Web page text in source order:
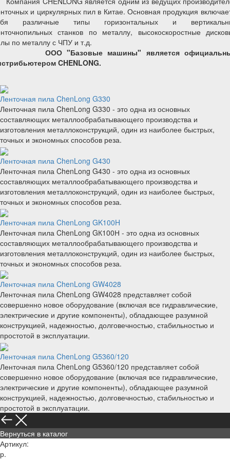
и циркулярных пил в Китае. Основная продукция
различные типы горизонтальных и
станков по металлу, высокоскоростные
по металлу с ЧПУ и т.д.
"Базовые машины" является
CHENLONG.
Ленточная пила ChenLong G330
Ленточная пила ChenLong G330 - это одна из основных
составляющих металлообрабатывающего производства и
изготовления металлоконструкций, один из наиболее быстрых,
точных и экономных способов реза.
Ленточная пила ChenLong G430
Ленточная пила ChenLong G430 - это одна из основных
составляющих металлообрабатывающего производства и
изготовления металлоконструкций, один из наиболее быстрых,
точных и экономных способов реза.
Ленточная пила ChenLong GK100H
Ленточная пила ChenLong GК100Н - это одна из основных
составляющих металлообрабатывающего производства и
изготовления металлоконструкций, один из наиболее быстрых,
точных и экономных способов реза.
Ленточная пила ChenLong GW4028
Ленточная пила ChenLong GW4028 представляет собой
совершенно новое оборудование (включая все гидравлические,
электрические и другие компоненты), обладающее разумной
конструкцией, надежностью, долговечностью, стабильностью и
простотой в эксплуатации.
Ленточная пила ChenLong G5360/120
Ленточная пила ChenLong G5360/120 представляет собой
совершенно новое оборудование (включая все гидравлические,
электрические и другие компоненты), обладающее разумной
конструкцией, надежностью, долговечностью, стабильностью и
простотой в эксплуатации.
Вернуться в каталог
Артикул:
р.